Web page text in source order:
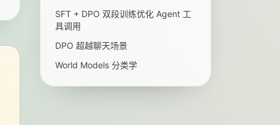
SFT + DPO 双段训练优化 Agent 工
具调用
DPO 超越聊天场景
World Models 分类学